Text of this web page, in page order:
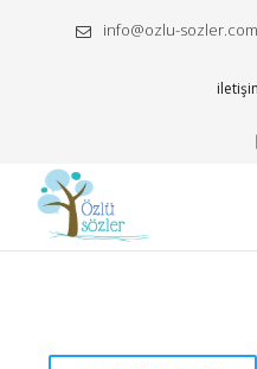
info@ozlu-sozler.com